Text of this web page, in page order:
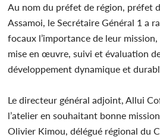
Au nom du préfet de région, préfet
Assamoi, le Secrétaire Général 1 a
focaux l’importance de leur
mise en œuvre, suivi et évaluation
développement dynamique et
Le directeur général adjoint, Allui
l’atelier en souhaitant bonne
Olivier Kimou, délégué régional du